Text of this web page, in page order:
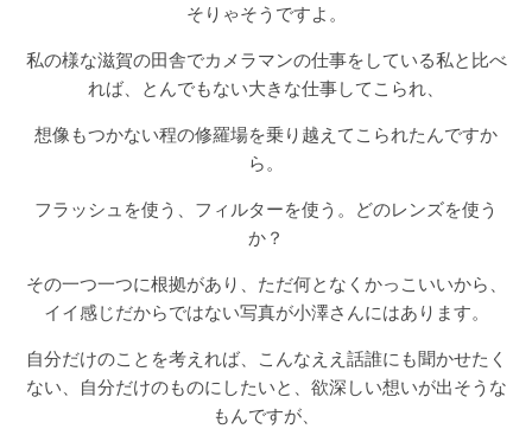
そりゃそうですよ。
私の様な滋賀の田舎でカメラマンの仕事をしている私と比べ
れば、とんでもない大きな仕事してこられ、
想像もつかない程の修羅場を乗り越えてこられたんですか
ら。
フラッシュを使う、フィルターを使う。どのレンズを使う
か？
その一つ一つに根拠があり、ただ何となくかっこいいから、
イイ感じだからではない写真が小澤さんにはあります。
自分だけのことを考えれば、こんなええ話誰にも聞かせたく
ない、自分だけのものにしたいと、欲深しい想いが出そうな
もんですが、